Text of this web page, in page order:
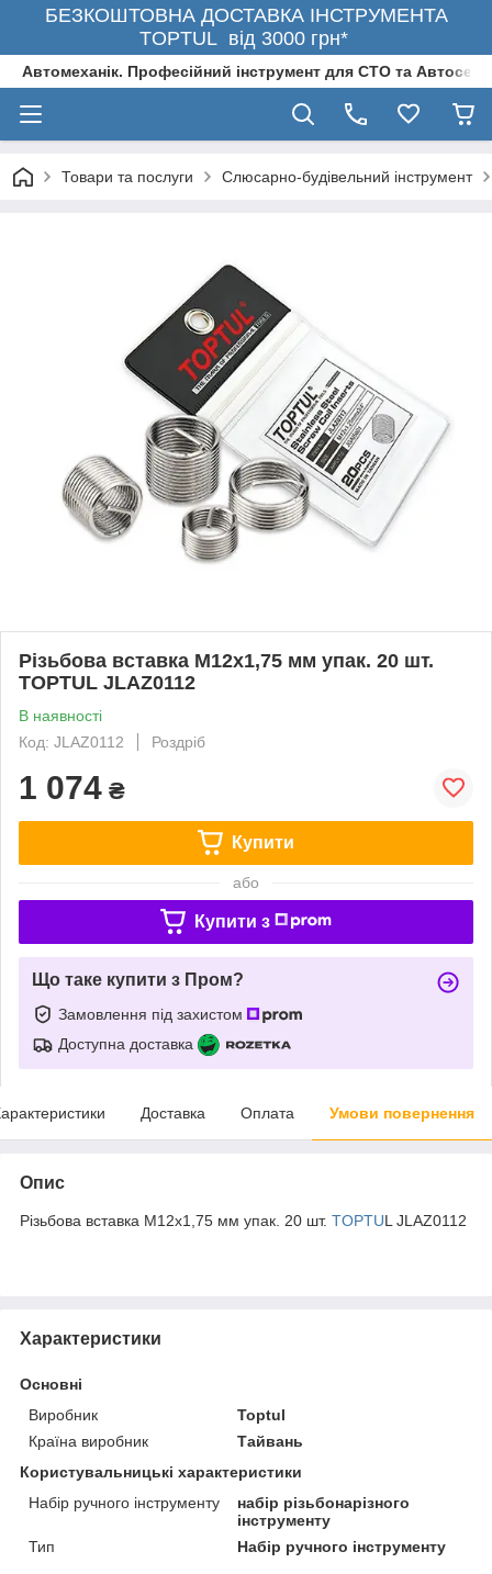
БЕЗКОШТОВНА ДОСТАВКА ІНСТРУМЕНТА
TOPTUL від 3000 грн*
Автомеханік. Професійний інструмент для СТО та
Товари та послуги Слюсарно-будівельний інструмент
Pізьбoвa вставка М12х1,75 мм упак. 20 шт.
TOPTUL JLAZ0112
В наявності
Код: JLAZ0112
Роздріб
1 074 ₴
Купити
або
Купити з
Що таке купити з Пром?
Замовлення під захистом
Доступна доставка
Доставка Оплата Умови повернення
Опис
Pізьбoвa вставка М12х1,75 мм упак. 20 шт. TOPTUL JLAZ0112
Характеристики
Основні
Виробник
Toptul
Країна виробник
Тайвань
Користувальницькі характеристики
Набір ручного інструменту
набір різьбонарізного
інструменту
Тип
Набір ручного інструменту